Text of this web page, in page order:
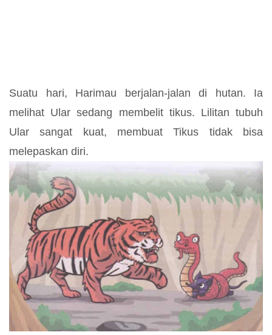
Suatu hari, Harimau berjalan-jalan di hutan. Ia
melihat Ular sedang membelit tikus. Lilitan tubuh
Ular sangat kuat, membuat Tikus tidak bisa
melepaskan diri.